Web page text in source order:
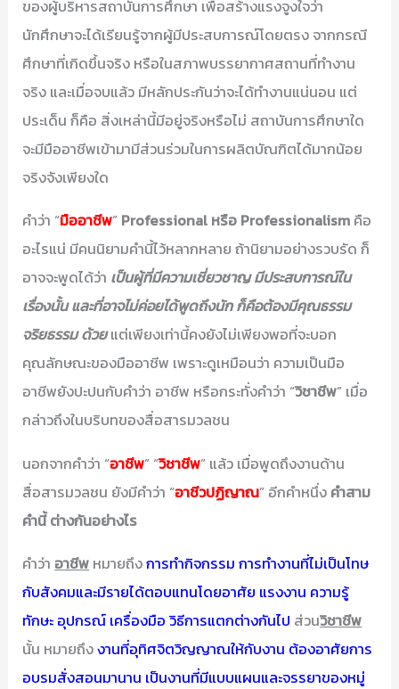
ของผู้บริหารสถาบันการศึกษา เพื่อสร้างแรงจูงใจว่า
นักศึกษาจะได้เรียนรู้จากผู้มีประสบการณ์โดยตรง จากกรณี
ศึกษาที่เกิดขึ้นจริง หรือในสภาพบรรยากาศสถานที่ทำงาน
จริง และเมื่อจบแล้ว มีหลักประกันว่าจะได้ทำงานแน่นอน แต่
ประเด็น ก็คือ สิ่งเหล่านี้มีอยู่จริงหรือไม่ สถาบันการศึกษาใด
จะมีมืออาชีพเข้ามามีส่วนร่วมในการผลิตบัณฑิตได้มากน้อย
จริงจังเพียงใด
คำว่า “มืออาชีพ” Professional หรือ Professionalism คือ
อะไรแน่ มีคนนิยามคำนี้ไว้หลากหลาย ถ้านิยามอย่างรวบรัด ก็
อาจจะพูดได้ว่า เป็นผู้ที่มีความเชี่ยวชาญ มีประสบการณ์ใน
เรื่องนั้น และที่อาจไม่ค่อยได้พูดถึงนัก ก็คือต้องมีคุณธรรม
จริยธรรม ด้วยแต่เพียงเท่านี้คงยังไม่เพียงพอที่จะบอก
คุณลักษณะของมืออาชีพ เพราะดูเหมือนว่า ความเป็นมือ
อาชีพยังปะปนกับคำว่า อาชีพ หรือกระทั่งคำว่า “วิชาชีพ” เมื่อ
กล่าวถึงในบริบทของสื่อสารมวลชน
นอกจากคำว่า “อาชีพ” “วิชาชีพ” แล้ว เมื่อพูดถึงงานด้าน
สื่อสารมวลชน ยังมีคำว่า “อาชีวปฏิญาณ” อีกคำหนึ่ง คำสาม
คำนี้ ต่างกันอย่างไร
คำว่า อาชีพ หมายถึงการทำกิจกรรม การทำงานที่ไม่เป็นโทษ
กับสังคมและมีรายได้ตอบแทนโดยอาศัย แรงงาน ความรู้
ทักษะ อุปกรณ์ เครื่องมือ วิธีการแตกต่างกันไป ส่วนวิชาชีพ
นั้น หมายถึงงานที่อุทิศจิตวิญญาณให้กับงาน ต้องอาศัยการ
อบรมสั่งสอนมานาน เป็นงานที่มีแบบแผนและจรรยาของหมู่